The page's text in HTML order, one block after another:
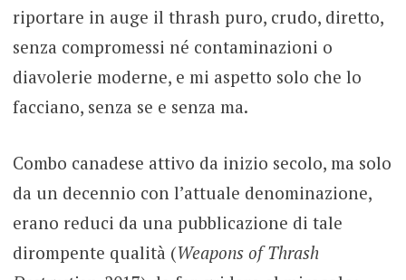
riportare in auge il thrash puro, crudo, diretto,
senza compromessi né contaminazioni o
diavolerie moderne, e mi aspetto solo che lo
facciano, senza se e senza ma.
Combo canadese attivo da inizio secolo, ma solo
da un decennio con l’attuale denominazione,
erano reduci da una pubblicazione di tale
dirompente qualità (Weapons of Thrash